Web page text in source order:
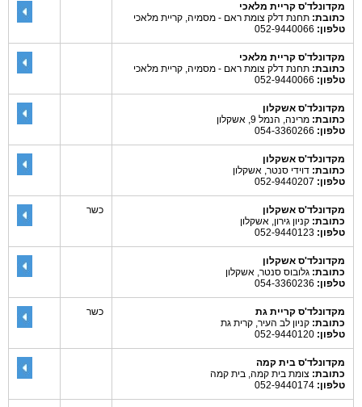
מקדונלד'ס קריית מלאכי
כתובת: תחנת דלק צומת ראם - מסמיה, קריית מלאכי
טלפון:
מקדונלד'ס קריית מלאכי
כתובת: תחנת דלק צומת ראם - מסמיה, קריית מלאכי
טלפון:
מקדונלד'ס אשקלון
כתובת: מרינה, הנמל 9, אשקלון
טלפון:
מקדונלד'ס אשקלון
כתובת: דוידי סנטר, אשקלון
טלפון:
מקדונלד'ס אשקלון
כתובת: קניון גירון, אשקלון
טלפון:
כשר
מקדונלד'ס אשקלון
כתובת: גלובוס סנטר, אשקלון
טלפון:
מקדונלד'ס קריית גת
כתובת: קניון לב העיר, קרית גת
טלפון:
כשר
מקדונלד'ס בית קמה
כתובת: צומת בית קמה, בית קמה
טלפון: